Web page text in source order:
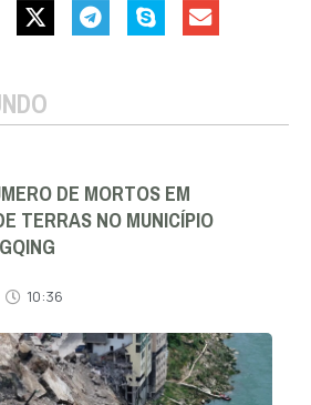
DE MORTOS EM
TERRAS NO MUNICÍPIO
10:36